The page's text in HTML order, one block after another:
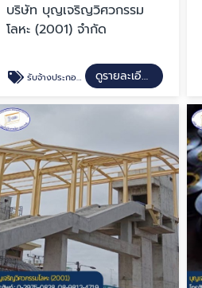
บริษัท บุญเจริญวิศวกรรม
โลหะ (2001) จำกัด
รับจ้างประกอบเชื่อมชิ้นเหล็ก OEM ดูรายละเอียด